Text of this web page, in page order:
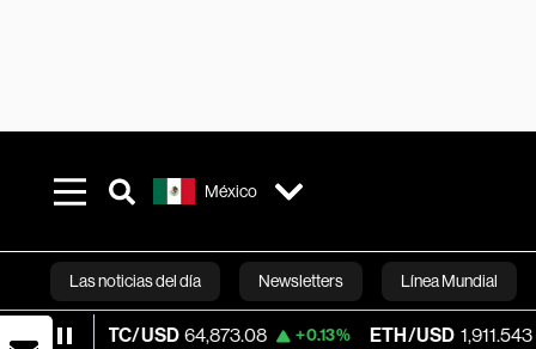
México
Las noticias del día Newsletters Línea Mundial
Bloomberg
BTC/USD 64,873.08 +0.13% ETH/USD 1,911.543 -0.22%